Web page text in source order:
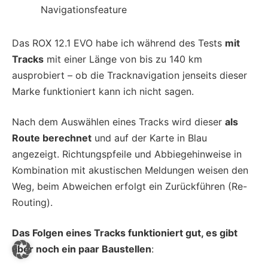
Navigationsfeature
Das ROX 12.1 EVO habe ich während des Tests mit
Tracks mit einer Länge von bis zu 140 km
ausprobiert – ob die Tracknavigation jenseits dieser
Marke funktioniert kann ich nicht sagen.
Nach dem Auswählen eines Tracks wird dieser als
Route berechnet und auf der Karte in Blau
angezeigt. Richtungspfeile und Abbiegehinweise in
Kombination mit akustischen Meldungen weisen den
Weg, beim Abweichen erfolgt ein Zurückführen (Re-
Routing).
Das Folgen eines Tracks funktioniert gut, es gibt
aber noch ein paar Baustellen: